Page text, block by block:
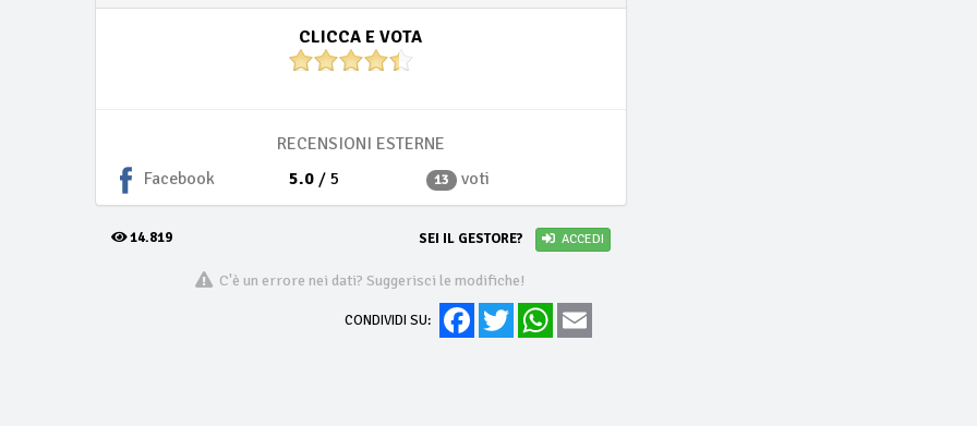
CLICCA E VOTA
RECENSIONI ESTERNE
Facebook
5.0/ 5 13 voti
14.819 SEI IL GESTORE? ACCEDI
C'è un errore nei dati? Suggerisci le modifiche!
CONDIVIDI SU: FacebookTwitter WhatsApp